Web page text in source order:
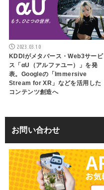
2023.03.10
KDDIがメタバース・Web3サービ
ス「αU（アルファユー）」を発
表。Googleの「Immersive
Stream for XR」などを活用した
コンテンツ創造へ
お問い合わせ